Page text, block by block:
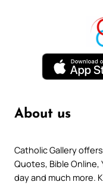
About us
Catholic Gallery
Quotes, Bible Online,
day and much more.